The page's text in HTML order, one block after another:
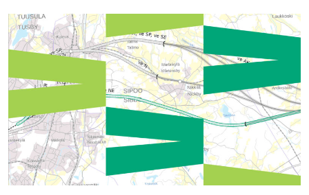
ansvarsfullt
terrängarbete
på